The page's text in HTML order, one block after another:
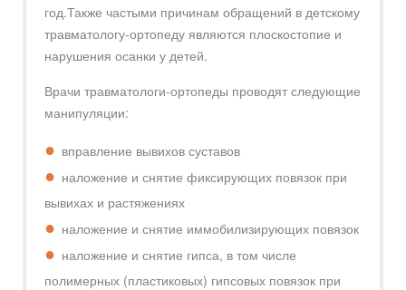
год.Также частыми причинам обращений в детскому
травматологу-ортопеду являются плоскостопие и
нарушения осанки у детей.
Врачи травматологи-ортопеды проводят следующие
манипуляции:
вправление вывихов суставов
наложение и снятие фиксирующих повязок при
вывихах и растяжениях
наложение и снятие иммобилизирующих повязок
наложение и снятие гипса, в том числе
полимерных (пластиковых) гипсовых повязок при